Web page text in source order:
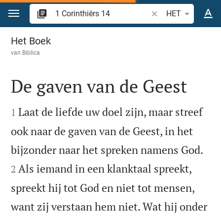
Spring naar inhoud
Zoek Bijbelvers of
HET
1 Corinthiërs 14
Het Boek
van Biblica

De gaven van de Geest

1 Laat de liefde uw doel zijn, maar streef
ook naar de gaven van de Geest, in het
bijzonder naar het spreken namens God.
2 Als iemand in een klanktaal spreekt,
spreekt hij tot God en niet tot mensen,
want zij verstaan hem niet. Wat hij onder